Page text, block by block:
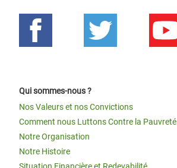
Qui sommes-nous ?
Nos Valeurs et nos Convictions
Comment nous Luttons Contre la Pauvreté
Notre Organisation
Notre Histoire